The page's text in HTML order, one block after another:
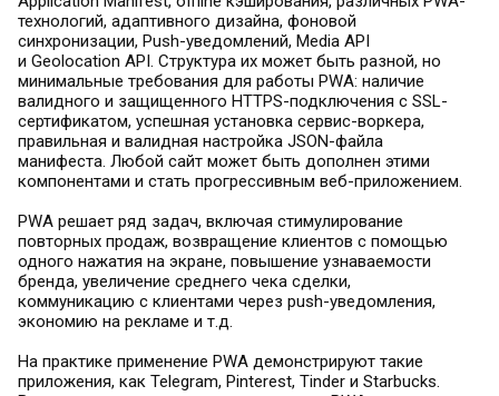
технологий, адаптивного дизайна, фоновой
синхронизации, Push-уведомлений, Media API
и Geolocation API. Структура их может быть разной, но
минимальные требования для работы PWA: наличие
валидного и защищенного HTTPS-подключения с SSL-
сертификатом, успешная установка сервис-воркера,
правильная и валидная настройка JSON-файла
манифеста. Любой сайт может быть дополнен этими
компонентами и стать прогрессивным веб-приложением.
PWA решает ряд задач, включая стимулирование
повторных продаж, возвращение клиентов с помощью
одного нажатия на экране, повышение узнаваемости
бренда, увеличение среднего чека сделки,
коммуникацию с клиентами через push-уведомления,
экономию на рекламе и т.д.
На практике применение PWA демонстрируют такие
приложения, как Telegram, Pinterest, Tinder и Starbucks.